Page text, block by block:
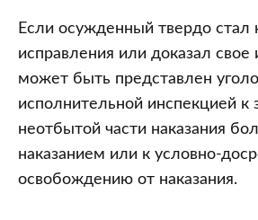
Если осужденный твердо стал
исправления или доказал свое
может быть представлен
исполнительной инспекцией к
неотбытой части наказания
наказанием или к условно-
освобождению от наказания.